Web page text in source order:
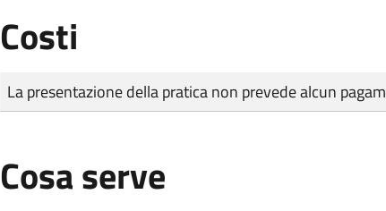
Costi
Tipo di pagamento
Importo
La presentazione della pratica non prevede alcun
Cosa serve